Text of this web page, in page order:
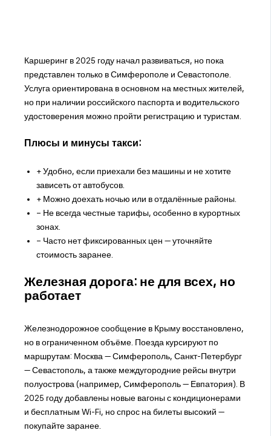
Каршеринг в 2025 году начал развиваться, но пока
представлен только в Симферополе и Севастополе.
Услуга ориентирована в основном на местных жителей,
но при наличии российского паспорта и водительского
удостоверения можно пройти регистрацию и туристам.
Плюсы и минусы такси:
+ Удобно, если приехали без машины и не хотите
зависеть от автобусов.
+ Можно доехать ночью или в отдалённые районы.
− Не всегда честные тарифы, особенно в курортных
зонах.
− Часто нет фиксированных цен — уточняйте
стоимость заранее.
Железная дорога: не для всех, но
работает
Железнодорожное сообщение в Крыму восстановлено,
но в ограниченном объёме. Поезда курсируют по
маршрутам: Москва — Симферополь, Санкт-Петербург
— Севастополь, а также междугородние рейсы внутри
полуострова (например, Симферополь — Евпатория). В
2025 году добавлены новые вагоны с кондиционерами
и бесплатным Wi-Fi, но спрос на билеты высокий —
покупайте заранее.